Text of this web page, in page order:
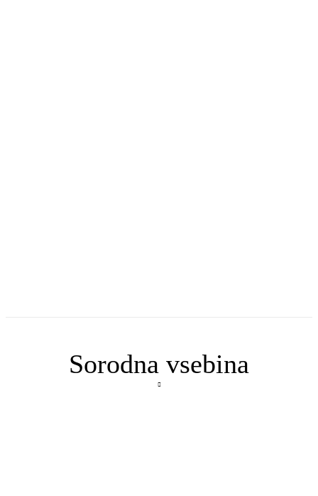
Sorodna vsebina